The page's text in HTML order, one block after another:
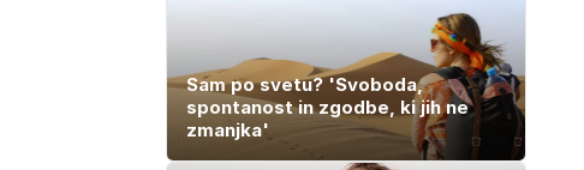
Sam po svetu? 'Svoboda,
spontanost in zgodbe, ki jih ne
zmanjka'